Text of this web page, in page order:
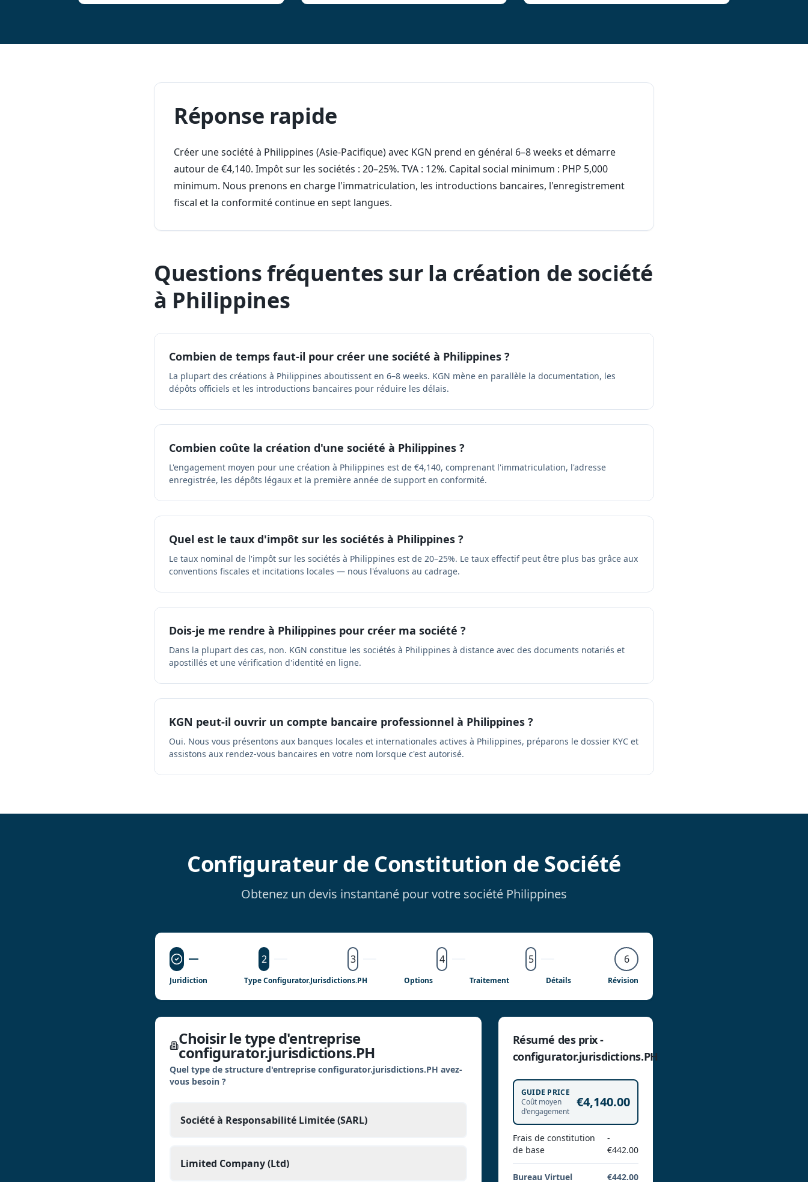
Réponse rapide
Créer une société à Philippines (Asie-Pacifique) avec KGN prend en général 6–8 weeks et démarre
autour de €4,140. Impôt sur les sociétés : 20–25%. TVA : 12%. Capital social minimum : PHP 5,000
minimum. Nous prenons en charge l'immatriculation, les introductions bancaires, l'enregistrement
fiscal et la conformité continue en sept langues.
Questions fréquentes sur la création de société
à Philippines
Combien de temps faut-il pour créer une société à Philippines ?
La plupart des créations à Philippines aboutissent en 6–8 weeks. KGN mène en parallèle la documentation, les
dépôts officiels et les introductions bancaires pour réduire les délais.
Combien coûte la création d'une société à Philippines ?
L'engagement moyen pour une création à Philippines est de €4,140, comprenant l'immatriculation, l'adresse
enregistrée, les dépôts légaux et la première année de support en conformité.
Quel est le taux d'impôt sur les sociétés à Philippines ?
Le taux nominal de l'impôt sur les sociétés à Philippines est de 20–25%. Le taux effectif peut être plus bas grâce aux
conventions fiscales et incitations locales — nous l'évaluons au cadrage.
Dois-je me rendre à Philippines pour créer ma société ?
Dans la plupart des cas, non. KGN constitue les sociétés à Philippines à distance avec des documents notariés et
apostillés et une vérification d'identité en ligne.
KGN peut-il ouvrir un compte bancaire professionnel à Philippines ?
Oui. Nous vous présentons aux banques locales et internationales actives à Philippines, préparons le dossier KYC et
assistons aux rendez-vous bancaires en votre nom lorsque c'est autorisé.
Configurateur de Constitution de Société
Obtenez un devis instantané pour votre société Philippines
2 3 4 5 6
Juridiction Type Configurator.jurisdictions.PH Options Traitement Détails Révision
Choisir le type d'entreprise
configurator.jurisdictions.PH
Quel type de structure d'entreprise configurator.jurisdictions.PH avez-
vous besoin ?
Société à Responsabilité Limitée (SARL)
Limited Company (Ltd)
Résumé des prix -
configurator.jurisdictions.PH
GUIDE PRICE
Coût moyen
d'engagement
€4,140.00
Frais de constitution
de base
-
€442.00
Bureau Virtuel €442.00